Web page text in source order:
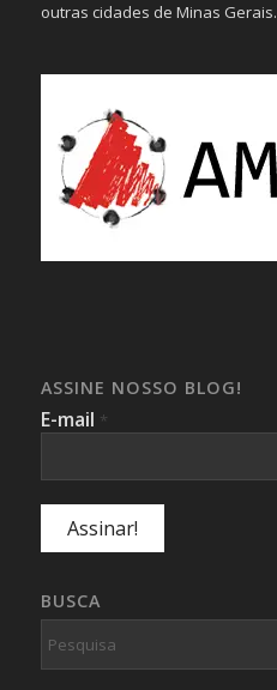
outras cidades de Minas Gerais.
ASSINE NOSSO BLOG!
E-mail *
BUSCA